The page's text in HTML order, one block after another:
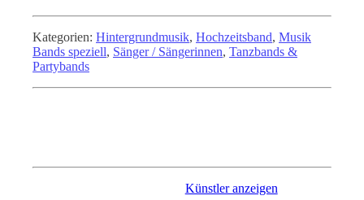
Kategorien: Hintergrundmusik, Hochzeitsband, Musik
Bands speziell, Sänger / Sängerinnen, Tanzbands &
Partybands
Künstler anzeigen